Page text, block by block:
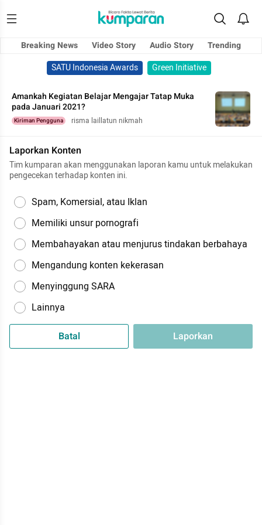
Breaking News Video Story Audio Story
Trending
SATU Indonesia Awards
Green Initiative
Amankah Kegiatan Belajar Mengajar Tatap Muka
pada Januari 2021?
Kiriman Pengguna risma laillatun nikmah
Laporkan Konten
Tim kumparan akan menggunakan laporan kamu untuk melakukan
pengecekan terhadap konten ini.
Spam, Komersial, atau Iklan
Memiliki unsur pornografi
Membahayakan atau menjurus tindakan berbahaya
Mengandung konten kekerasan
Menyinggung SARA
Lainnya
Batal Laporkan